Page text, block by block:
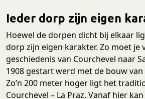
Ieder dorp zijn eigen
Hoewel de dorpen dicht bij elkaar
dorp zijn eigen karakter. Zo moet je
geschiedenis van Courchevel naar
1908 gestart werd met de bouw
Zo’n 200 meter hoger ligt het
Courchevel – La Praz. Vanaf hier